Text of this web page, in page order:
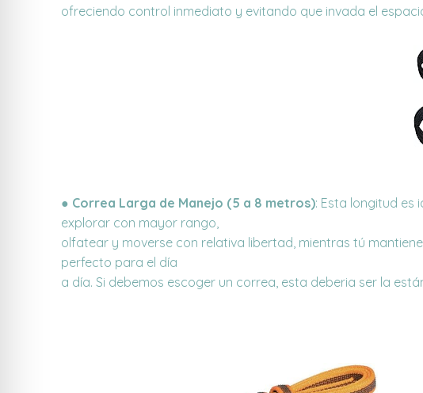
ofreciendo control inmediato y evitando que invada el
● Correa Larga de Manejo (5 a 8 metros): Esta longitud es
explorar con mayor rango,
olfatear y moverse con relativa libertad, mientras tú
perfecto para el día
a día. Si debemos escoger un correa, esta deberia ser la